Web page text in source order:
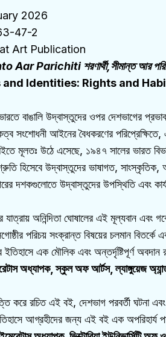
2026
47-2
Art Publication
Parichiti শরণার্থী,সীমান্ত আর
Identities: Rights and
বাঙালি উদ্বাস্তুদের ওপর দেশভাগের
সংশোধনী আইনের বৈধকরণের
মূলতঃ উঠে এসেছে, ১৯৪৭ সালের ভারত
হিসেবে উদ্বাস্তুদের ভাষাগত,
দশকগুলোতে উদ্বাস্তুদের উপস্থিতি এবং
যাত্রায় অনিন্দিতা ঘোষালের এই মূল্যবান এবং
পরিচয় সংক্রান্ত বিষয়ের চলমান
এক মৌলিক এবং অন্তর্দৃষ্টিপূর্ণ অবদান
অধ্যাপক, স্কুল অফ আর্টস, ল্যাঙ্গুয়েজ
করে রচিত এই বই, দেশভাগ পরবর্তী
আগ্রহীদের জন্য এই বই এক অপরিহার্য